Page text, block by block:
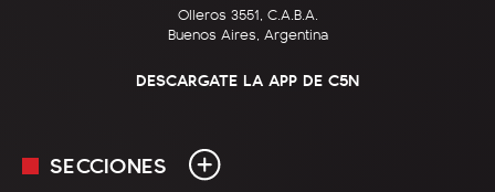
Olleros 3551, C.A.B.A.
Buenos Aires, Argentina
DESCARGATE LA APP DE C5N
SECCIONES